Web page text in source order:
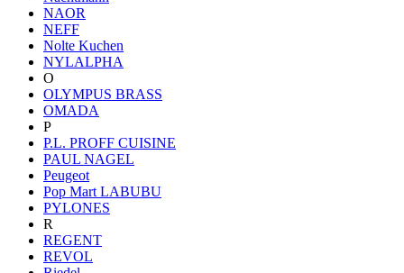
NAOR
NEFF
Nolte Kuchen
NYLALPHA
O
OLYMPUS BRASS
OMADA
P
P.L. PROFF CUISINE
PAUL NAGEL
Peugeot
Pop Mart LABUBU
PYLONES
R
REGENT
REVOL